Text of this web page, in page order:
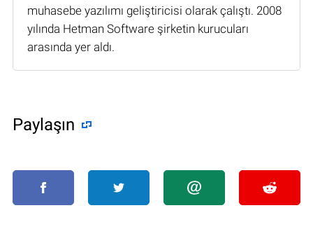
muhasebe yazılımı geliştiricisi olarak çalıştı. 2008
yılında Hetman Software şirketin kurucuları
arasında yer aldı.
Paylaşın